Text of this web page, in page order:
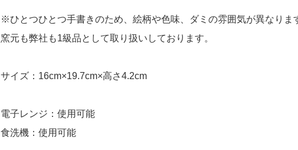
※ひとつひとつ手書きのため、絵柄や色味、ダミの雰囲気が異なりま
窯元も弊社も1級品として取り扱いしております。
サイズ：16cm×19.7cm×高さ4.2cm
電子レンジ：使用可能
食洗機：使用可能